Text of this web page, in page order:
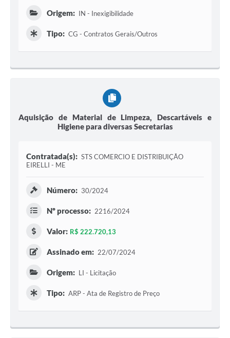
Origem: IN - Inexigibilidade
Tipo: CG - Contratos Gerais/Outros
Aquisição de Material de Limpeza, Descartáveis e
Higiene para diversas Secretarias
Contratada(s): STS COMERCIO E DISTRIBUIÇÃO
EIRELLI - ME
Número: 30/2024
Nº processo: 2216/2024
Valor: R$ 222.720,13
Assinado em: 22/07/2024
Origem: LI - Licitação
Tipo: ARP - Ata de Registro de Preço